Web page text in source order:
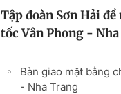
Tập đoàn Sơn Hải
tốc Vân Phong -
Bàn giao mặt bằng
- Nha Trang